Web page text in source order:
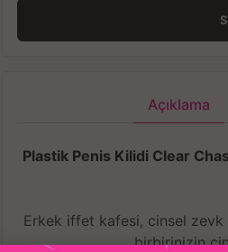
Açıklama
Plastik Penis Kilidi Clear
Erkek iffet kafesi, cinsel zevk
birbirinizin